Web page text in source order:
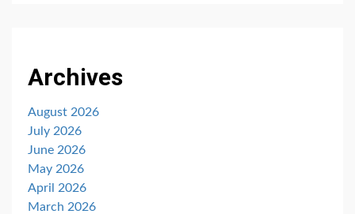
Archives
August 2026
July 2026
June 2026
May 2026
April 2026
March 2026